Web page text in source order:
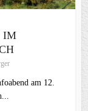
IM
am 12.